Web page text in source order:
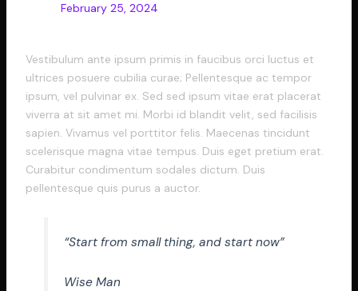
February 25, 2024
Vestibulum ante ipsum primis in faucibus orci luctus et
ultrices posuere cubilia curae; Pellentesque ac tempor
ipsum, vel pulvinar ex. Sed sed ipsum vitae erat placerat
viverra at sit amet mi. Morbi id blandit velit, sed facilisis
sapien. Vivamus vel porttitor felis. Maecenas tincidunt
scelerisque magna vitae tempus. Duis eget pretium erat.
Curabitur condimentum sodales dictum. Duis
pellentesque quis purus a auctor.
“Start from small thing, and start now”
Wise Man